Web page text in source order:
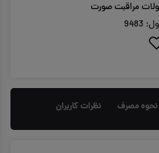
مراقبت صورت
نحوه مصرف نظرات کاربران